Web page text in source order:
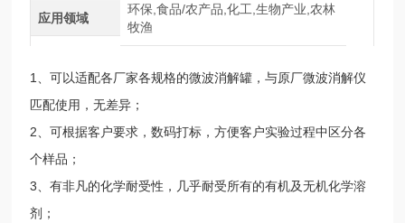
应用领域
环保,食品/农产品,化工,生物产业,农林
牧渔
1、可以适配各厂家各规格的微波消解罐，与原厂微波消解仪
匹配使用，无差异；
2、可根据客户要求，数码打标，方便客户实验过程中区分各
个样品；
3、有非凡的化学耐受性，几乎耐受所有的有机及无机化学溶
剂；